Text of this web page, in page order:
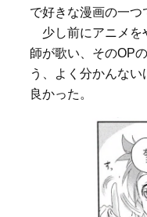
で好きな漫画の一つ
少し前にアニメを
師が歌い、そのOP
う、よく分かんな
良かった。